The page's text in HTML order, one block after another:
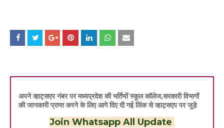
अपने व्हाट्सएप नंबर पर मध्यप्रदेश की भर्तियों स्कूल कॉलेज,सरकारी विभागों
की जानकारी प्राप्त करने के लिए आगे दिए दी गई लिंक से व्हाट्सएप पर जुड़े
Join Whatsapp All Update